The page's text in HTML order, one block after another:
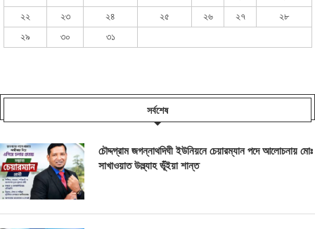
২২
২৩ ২৪ ২৫ ২৬ ২৭
২৮
২৯
৩০ ৩১
সর্বশেষ
চৌদ্দগ্রাম জগন্নাথদিঘী ইউনিয়নে চেয়ারম্যান পদে আলোচনায় মোঃ
সাখাওয়াত উল্ল্যাহ ভূঁইয়া শান্ত